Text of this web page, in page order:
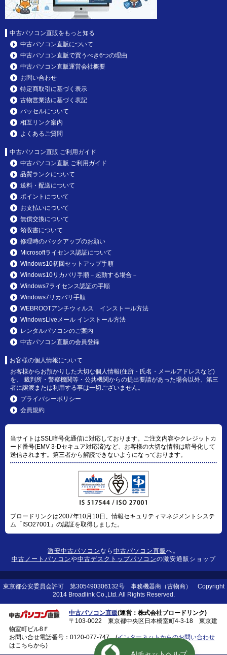
中古パソコン直販をもっと知る
中古パソコン直販について
中古パソコン直販で買うべき6つの理由
中古パソコン直販運営会社概要
お問い合わせ
特定商取引に基づく表示
古物営業法に基づく表記
パッセルについて
相互リンク案内
よくあるご質問
中古パソコン直販 ご利用ガイド
中古パソコン直販 ご利用ガイド
品質ランクについて
送料・配送について
ポイントについて
お支払いについて
無償交換について
領収書について
修理時のバックアップのお願い
Microsoftライセンス認証について
Windows10初回セットアップ手順
Windows10リカバリ手順－起動する場合－
Windows7ライセンス認証の手順
Windows7リカバリ手順
WEBROOTアンチウィルス インストール方法
WindowsLiveメール インストール方法
レンタルパソコンのご案内
中古パソコン直販の会員登録
お客様の個人情報について
お客様からお預かりした大切な個人情報(住所・氏名・メールアドレスなど)
を、 裁判所・警察機関等・公共機関からの提出要請があった場合以外、第三
者に譲渡または利用する事は一切ございません。
プライバシーポリシー
会員規約
当サイトはSSL暗号化通信に対応しております。ご注文内容やクレジットカ
ード番号(EMV 3-Dセキュア対応済)など、お客様の大切な情報は暗号化して
送信されます。第三者から解読できないようになっております。
ブロードリンクは2007年10月10日、情報セキュリティマネジメントシステ
ム「ISO27001」の認証を取得しました。
激安中古パソコンなら 中古パソコン直販 へ。
中古ノートパソコンや中古デスクトップパソコンの激安通販ショップ
東京都公安委員会許可 第305490306132号 事務機器商（古物商） Copyright
2014 Broadlink Co.,Ltd. All Rights Reserved.
中古パソコン直販(運営：株式会社ブロードリンク)
〒103-0022 東京都中央区日本橋室町4-3-18 東京建
物室町ビル8Ｆ
お問い合せ電話番号： 0120-077-747(インターネットからのお問い合わせ
はこちらから)